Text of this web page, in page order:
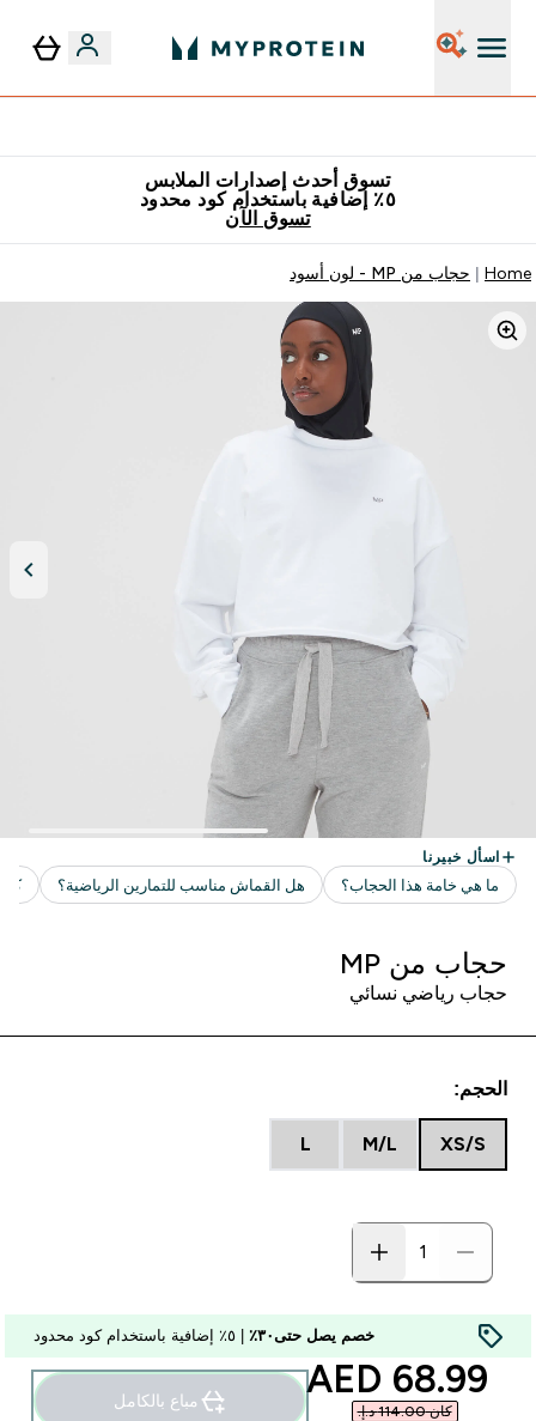
تسوق أحدث إصدارات الملابس
٥٪ إضافية باستخدام كود محدود
تسوق الآن
Home حجاب من MP - لون أسود
حجاب من MP
حجاب رياضي نسائي
الحجم:
XS/S
M/L
L
خصم يصل حتى٣٠٪
discounted price
68.99 AED‎
كان ‏114.00 د.إ.‏‎
مباع بالكامل